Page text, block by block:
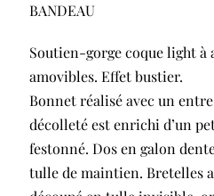
BANDEAU
Soutien-gorge coque light à
amovibles. Effet bustier.
Bonnet réalisé avec un
décolleté est enrichi d’un
festonné. Dos en galon
tulle de maintien. Bretelles